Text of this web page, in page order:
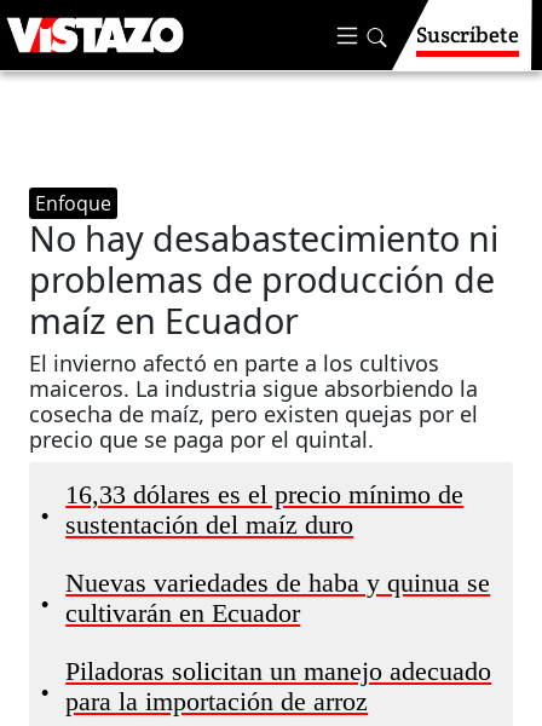
Suscríbete
Enfoque
No hay desabastecimiento ni
problemas de producción de
maíz en Ecuador
El invierno afectó en parte a los cultivos
maiceros. La industria sigue absorbiendo la
cosecha de maíz, pero existen quejas por el
precio que se paga por el quintal.
•
16,33 dólares es el precio mínimo de
sustentación del maíz duro
•
Nuevas variedades de haba y quinua se
cultivarán en Ecuador
•
Piladoras solicitan un manejo adecuado
para la importación de arroz